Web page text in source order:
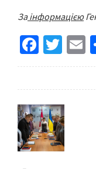
Заінформацією
Fa
ce
o
o
k
T
wi
er
E